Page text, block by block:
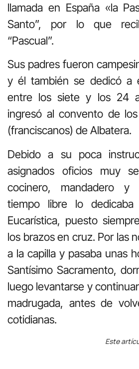
llamada en España «la
Santo”, por lo que
“Pascual”.
Sus padres fueron
y él también se dedicó a
entre los siete y los 24
ingresó al convento de
(franciscanos) de Albatera.
Debido a su poca
asignados oficios muy
cocinero, mandadero y
tiempo libre lo
Eucarística, puesto
los brazos en cruz. Por las
a la capilla y pasaba unas
Santísimo Sacramento,
luego levantarse y
madrugada, antes de
cotidianas.
Este